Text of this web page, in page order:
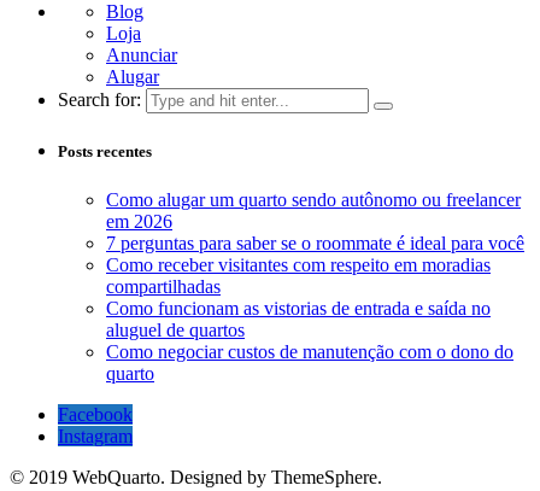
Blog
Loja
Anunciar
Alugar
Search for:
Posts recentes
Como alugar um quarto sendo autônomo ou freelancer
em 2026
7 perguntas para saber se o roommate é ideal para você
Como receber visitantes com respeito em moradias
compartilhadas
Como funcionam as vistorias de entrada e saída no
aluguel de quartos
Como negociar custos de manutenção com o dono do
quarto
Facebook
Instagram
© 2019 WebQuarto. Designed by ThemeSphere.